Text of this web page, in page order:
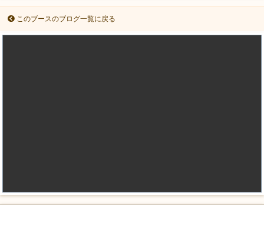
このブースのブログ一覧に戻る